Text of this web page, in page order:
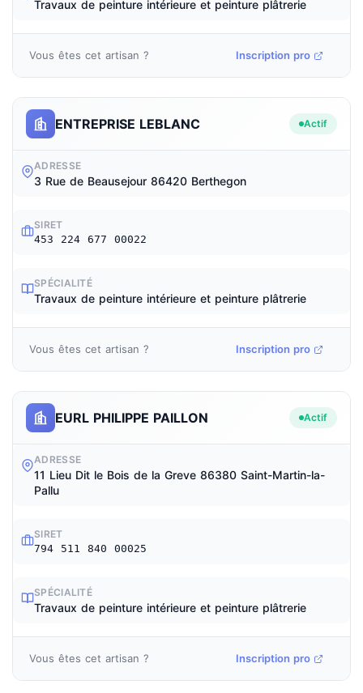
Travaux de peinture intérieure et peinture plâtrerie
Vous êtes cet artisan ? Inscription pro
ENTREPRISE LEBLANC Actif
ADRESSE
3 Rue de Beausejour 86420 Berthegon
SIRET
453 224 677 00022
SPÉCIALITÉ
Travaux de peinture intérieure et peinture plâtrerie
Vous êtes cet artisan ? Inscription pro
EURL PHILIPPE PAILLON Actif
ADRESSE
11 Lieu Dit le Bois de la Greve 86380 Saint-Martin-la-
Pallu
SIRET
794 511 840 00025
SPÉCIALITÉ
Travaux de peinture intérieure et peinture plâtrerie
Vous êtes cet artisan ? Inscription pro